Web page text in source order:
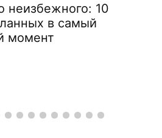
неизбежного: 10
в самый
момент